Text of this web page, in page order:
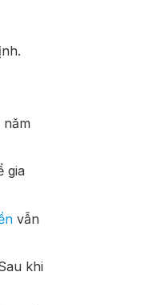
gia
vẫn
khi